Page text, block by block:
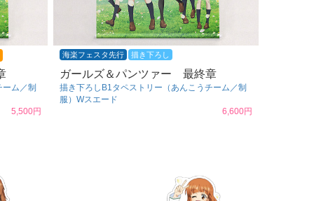
ーム／制
5,500円
海楽フェスタ先行 描き下ろし
ガールズ＆パンツァー 最終章
描き下ろしB1タペストリー（あんこうチーム／制
服）Wスエード
6,600円